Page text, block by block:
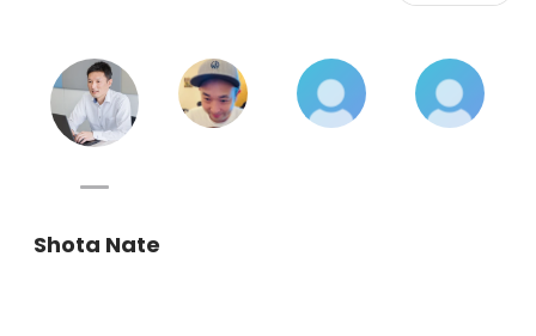
Shota Nate